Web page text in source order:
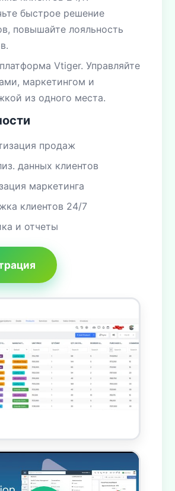
быстрое решение
повышайте лояльность
Vtiger. Управляйте
маркетингом и
из одного места.
продаж
данных клиентов
маркетинга
клиентов 24/7
и отчеты